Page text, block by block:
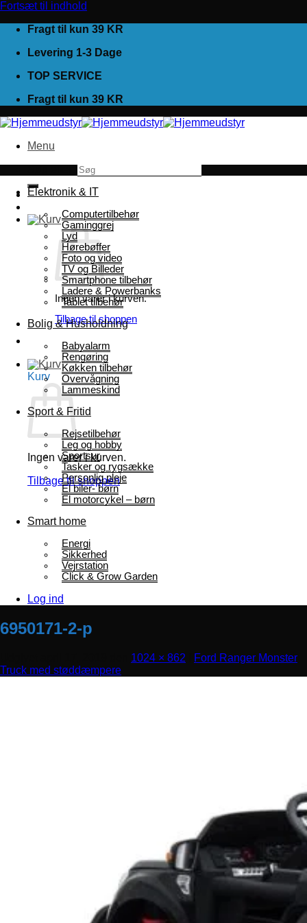
Fortsæt til indhold
Fragt til kun 39 KR
Levering 1-3 Dage
TOP SERVICE
Fragt til kun 39 KR
Menu
Ingen varer i kurven.
Tilbage til shoppen
Kurv
Ingen varer i kurven.
Tilbage til shoppen
Elektronik & IT
Computertilbehør
Gaminggrej
Lyd
Hørebøffer
Foto og video
TV og Billeder
Smartphone tilbehør
Ladere & Powerbanks
Tablet tilbehør
Bolig & Husholdning
Babyalarm
Rengøring
Køkken tilbehør
Overvågning
Lammeskind
Sport & Fritid
Rejsetilbehør
Leg og hobby
Sportsur
Tasker og rygsække
Personlig pleje
El biler- børn
El motorcykel – børn
Smart home
Energi
Sikkerhed
Vejrstation
Click & Grow Garden
Log ind
6950171-2-p
1024 × 862
Ford Ranger Monster
Truck med støddæmpere